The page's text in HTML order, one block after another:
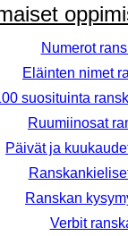
Numerot
Eläinten nimet
suosituinta
Ruumiinosat
Päivät ja
Ranskan
Verbit